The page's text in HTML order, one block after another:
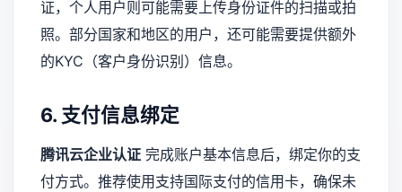
证，个人用户则可能需要上传身份证件的扫描或拍
照。部分国家和地区的用户，还可能需要提供额外
的KYC（客户身份识别）信息。
6. 支付信息绑定
腾讯云企业认证 完成账户基本信息后，绑定你的支
付方式。推荐使用支持国际支付的信用卡，确保未